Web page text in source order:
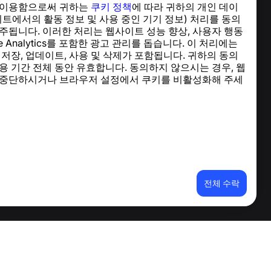
용함으로써 귀하는 쿠키 정책에 따라 귀하의 개인 데이
에서의 활동 정보 및 사용 중인 기기 정보) 처리를 동의
됩니다. 이러한 처리는 웹사이트 성능 향상, 사용자 행동
Analytics를 포함한 광고 관리를 돕습니다. 이 처리에는
장, 업데이트, 사용 및 삭제가 포함됩니다. 귀하의 동의
기간 전체 동안 유효합니다. 동의하지 않으시는 경우, 웹
단하시거나 브라우저 설정에서 쿠키를 비활성화해 주세
전체 수락
도움말 센터
뉴스 및 기사
프로젝트 소개
연락처